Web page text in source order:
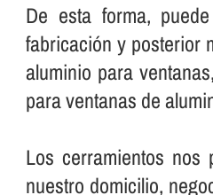
De esta forma,
fabricación y posterior
aluminio para
para ventanas de
Los cerramientos
nuestro domicilio,